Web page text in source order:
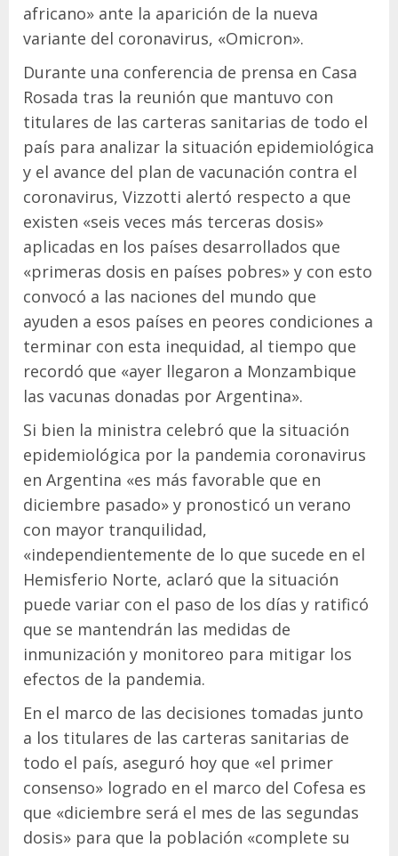
africano» ante la aparición de la nueva
variante del coronavirus, «Omicron».
Durante una conferencia de prensa en Casa
Rosada tras la reunión que mantuvo con
titulares de las carteras sanitarias de todo el
país para analizar la situación epidemiológica
y el avance del plan de vacunación contra el
coronavirus, Vizzotti alertó respecto a que
existen «seis veces más terceras dosis»
aplicadas en los países desarrollados que
«primeras dosis en países pobres» y con esto
convocó a las naciones del mundo que
ayuden a esos países en peores condiciones a
terminar con esta inequidad, al tiempo que
recordó que «ayer llegaron a Monzambique
las vacunas donadas por Argentina».
Si bien la ministra celebró que la situación
epidemiológica por la pandemia coronavirus
en Argentina «es más favorable que en
diciembre pasado» y pronosticó un verano
con mayor tranquilidad,
«independientemente de lo que sucede en el
Hemisferio Norte, aclaró que la situación
puede variar con el paso de los días y ratificó
que se mantendrán las medidas de
inmunización y monitoreo para mitigar los
efectos de la pandemia.
En el marco de las decisiones tomadas junto
a los titulares de las carteras sanitarias de
todo el país, aseguró hoy que «el primer
consenso» logrado en el marco del Cofesa es
que «diciembre será el mes de las segundas
dosis» para que la población «complete su